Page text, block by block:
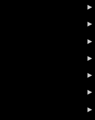
►
►
►
►
►
►
►